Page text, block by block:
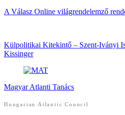
A Válasz Online világrendelemző
Külpolitikai Kitekintő – Szent-Iványi
Kissinger
Magyar Atlanti Tanács
Hungarian Atlantic Council